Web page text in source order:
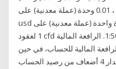
للذهب ، 50 وحدة (أونصات) للفضة ، 0.01 وحدة (عملة معدنية) على btc /
usd مع 0.1 خطوة، وحدة واحدة (عملة معدنية) على eth / usd بعقد 0.1 و
1 لعقود cfd على والحد الأقصى للرافعة المالية 1:500. الرافعة المالية
المالية للحساب، في حين